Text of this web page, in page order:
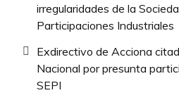
irregularidades de la
Participaciones Industriales
Exdirectivo de Acciona
Nacional por presunta
SEPI